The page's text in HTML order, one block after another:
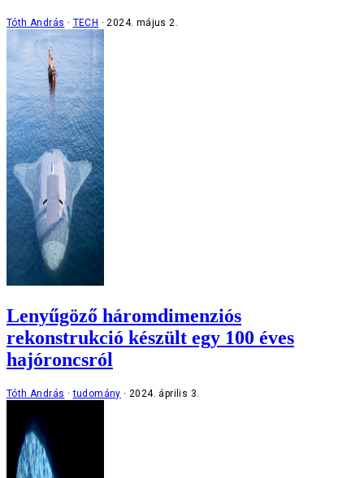
Tóth András TECH 2024. május 2.
Lenyűgöző háromdimenziós
rekonstrukció készült egy 100 éves
hajóroncsról
Tóth András tudomány 2024. április 3.